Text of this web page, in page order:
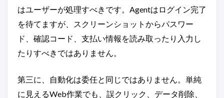
はユーザーが処理すべきです。Agentはログイン完了
を待てますが、スクリーンショットからパスワー
ド、確認コード、支払い情報を読み取ったり入力し
たりすべきではありません。
第三に、自動化は委任と同じではありません。単純
に見えるWeb作業でも、誤クリック、データ削除、